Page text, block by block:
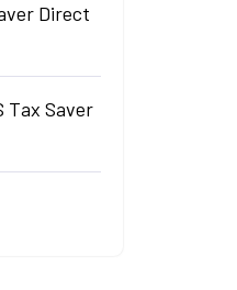
Direct
Tax Saver